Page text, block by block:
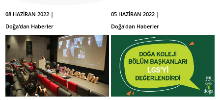
08 HAZİRAN 2022 |
Doğa'dan Haberler
05 HAZİRAN 2022 |
Doğa'dan Haberler